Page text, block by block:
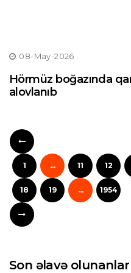
08-May-2026
Hörmüz boğazında
alovlanıb
1 ... 11 12
18 19 ... 1954
Son əlavə olunanlar